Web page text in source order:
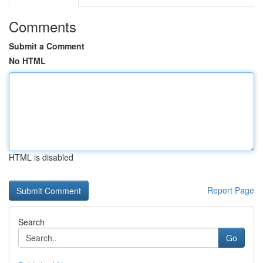
Comments
Submit a Comment
No HTML
HTML is disabled
Report Page
Search
Go